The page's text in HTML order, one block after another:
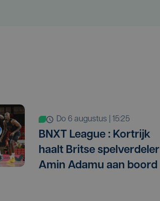
do 6 augustus | 15:25
BNXT League : Kortrijk
haalt Britse spelverdeler
Amin Adamu aan boord